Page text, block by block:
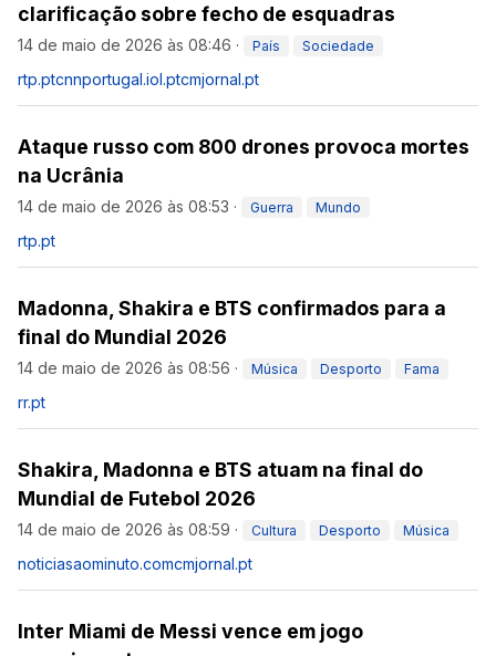
clarificação sobre fecho de esquadras
14 de maio de 2026 às 08:46 · País Sociedade
rtp.ptcnnportugal.iol.ptcmjornal.pt
Ataque russo com 800 drones provoca mortes
na Ucrânia
14 de maio de 2026 às 08:53 · Guerra Mundo
rtp.pt
Madonna, Shakira e BTS confirmados para a
final do Mundial 2026
14 de maio de 2026 às 08:56 · Música Desporto Fama
rr.pt
Shakira, Madonna e BTS atuam na final do
Mundial de Futebol 2026
14 de maio de 2026 às 08:59 · Cultura Desporto Música
noticiasaominuto.comcmjornal.pt
Inter Miami de Messi vence em jogo